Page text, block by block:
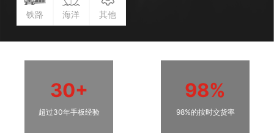
铁路 海洋 其他
30+
超过30年手板经验
98%
98%的按时交货率